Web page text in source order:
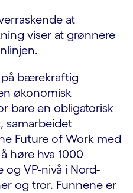
at
viser at grønnere
på bærekraftig
økonomisk
bare en obligatorisk
samarbeidet
Future of Work med
høre hva 1000
og VP-nivå i Nord-
og tror. Funnene er